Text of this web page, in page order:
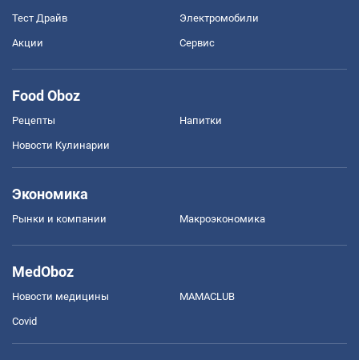
Тест Драйв Электромобили
Акции Сервис
Food Oboz
Рецепты Напитки
Новости Кулинарии
Экономика
Рынки и компании Mакроэкономика
MedOboz
Новости медицины MAMACLUB
Covid